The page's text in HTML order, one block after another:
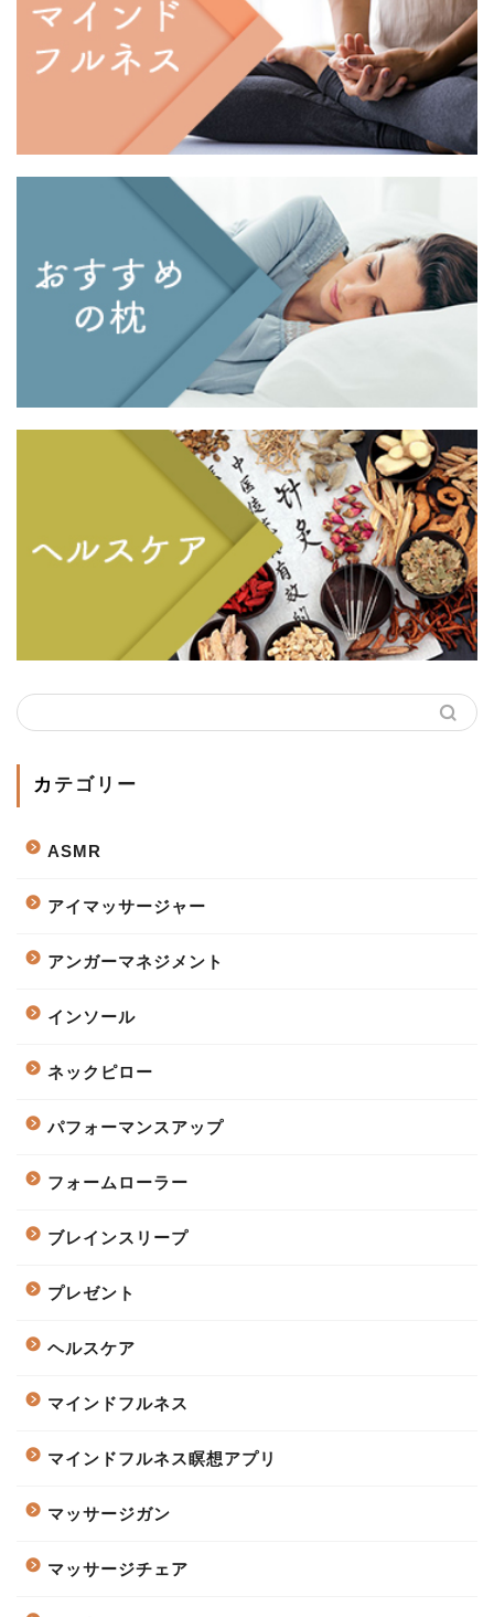
カテゴリー
ASMR
アイマッサージャー
アンガーマネジメント
インソール
ネックピロー
パフォーマンスアップ
フォームローラー
ブレインスリープ
プレゼント
ヘルスケア
マインドフルネス
マインドフルネス瞑想アプリ
マッサージガン
マッサージチェア